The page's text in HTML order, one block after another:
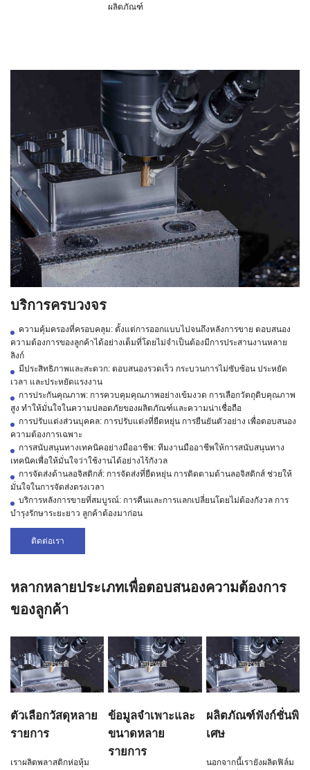
ผลิตภัณฑ์
บริการครบวงจร
ความคุ้มครองที่ครอบคลุม: ตั้งแต่การออกแบบไปจนถึงหลังการขาย ตอบสนอง
ความต้องการของลูกค้าได้อย่างเต็มที่โดยไม่จำเป็นต้องมีการประสานงานหลาย
ลิงก์
มีประสิทธิภาพและสะดวก: ตอบสนองรวดเร็ว กระบวนการไม่ซับซ้อน ประหยัด
เวลา และประหยัดแรงงาน
การประกันคุณภาพ: การควบคุมคุณภาพอย่างเข้มงวด การเลือกวัตถุดิบคุณภาพ
สูง ทำให้มั่นใจในความปลอดภัยของผลิตภัณฑ์และความน่าเชื่อถือ
การปรับแต่งส่วนบุคคล: การปรับแต่งที่ยืดหยุ่น การยืนยันตัวอย่าง เพื่อตอบสนอง
ความต้องการเฉพาะ
การสนับสนุนทางเทคนิคอย่างมืออาชีพ: ทีมงานมืออาชีพให้การสนับสนุนทาง
เทคนิคเพื่อให้มั่นใจว่าใช้งานได้อย่างไร้กังวล
การจัดส่งด้านลอจิสติกส์: การจัดส่งที่ยืดหยุ่น การติดตามด้านลอจิสติกส์ ช่วยให้
มั่นใจในการจัดส่งตรงเวลา
บริการหลังการขายที่สมบูรณ์: การคืนและการแลกเปลี่ยนโดยไม่ต้องกังวล การ
บำรุงรักษาระยะยาว ลูกค้าต้องมาก่อน
ติดต่อเรา
หลากหลายประเภทเพื่อตอบสนองความต้องการ
ของลูกค้า
ตัวเลือกวัสดุหลาย
รายการ
เราผลิตพลาสติกห่อหุ้ม
ข้อมูลจำเพาะและ
ขนาดหลาย
รายการ
ผลิตภัณฑ์ฟังก์ชั่นพิ
เศษ
นอกจากนี้เรายังผลิตฟิล์ม